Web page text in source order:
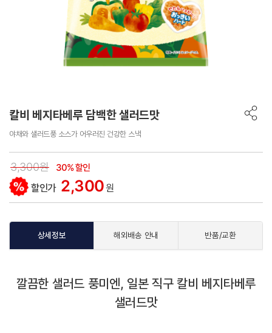
칼비 베지타베루 담백한 샐러드맛
야채와 샐러드풍 소스가 어우러진 건강한 스낵
3,300원 30% 할인
할인가 2,300원
상세정보 해외배송 안내 반품/교환
깔끔한 샐러드 풍미엔, 일본 직구 칼비 베지타베루
샐러드맛